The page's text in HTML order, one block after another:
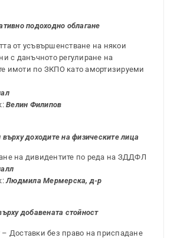
подоходно облагане
от усъвършенстване на някои
с данъчното регулиране на
имоти по ЗКПО като амортизируеми
Велин Филипов
доходите на физическите лица
на дивидентите по реда на ЗДДФЛ
Людмила Мермерска, д-р
добавената стойност
Доставки без право на приспадане